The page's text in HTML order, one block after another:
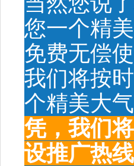
您一个精
免费无偿
我们将按
个精美大
凭，我们
设推广热